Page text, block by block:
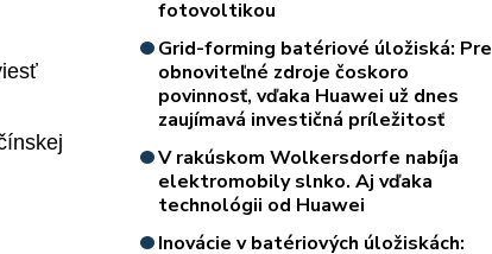
fotovoltikou
Grid-forming batériové úložiská: Pre
obnoviteľné zdroje čoskoro
povinnosť, vďaka Huawei už dnes
zaujímavá investičná príležitosť
V rakúskom Wolkersdorfe nabíja
elektromobily slnko. Aj vďaka
technológii od Huawei
Inovácie v batériových úložiskách: